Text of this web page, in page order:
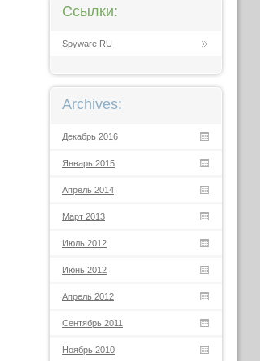
Ссылки:
Spyware RU
Archives:
Декабрь 2016
Январь 2015
Апрель 2014
Март 2013
Июль 2012
Июнь 2012
Апрель 2012
Сентябрь 2011
Ноябрь 2010